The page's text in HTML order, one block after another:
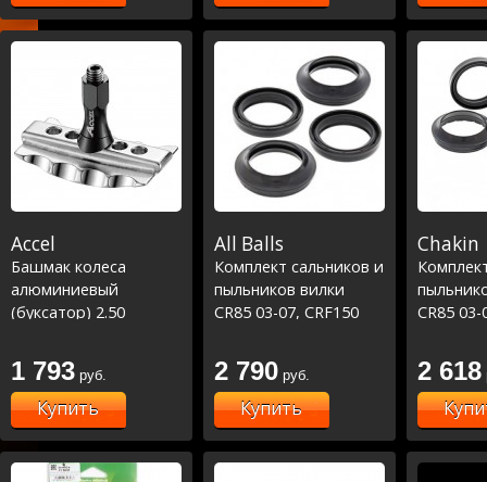
Accel
Башмак колеса
алюминиевый
(буксатор) 2.50
1 793 руб.
Купить
All Balls
Комплект сальников и
пыльников вилки
CR85 03-07, CRF150
2 790 руб.
Купить
Chakin
CR85 03-
(56-123)
2 618